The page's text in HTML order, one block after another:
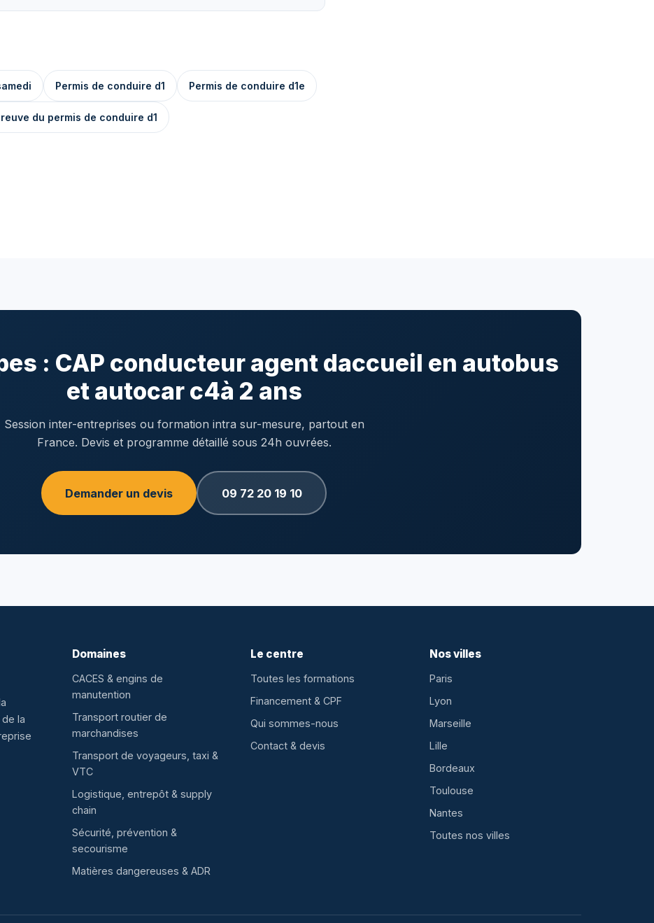
Permis de conduire d1 Permis de conduire d1e
du permis de conduire d1
: CAP conducteur agent daccueil en autobus
et autocar c4à 2 ans
Session inter-entreprises ou formation intra sur-mesure, partout en
France. Devis et programme détaillé sous 24h ouvrées.
Demander un devis 09 72 20 19 10
la
Domaines
CACES & engins de
manutention
Transport routier de
marchandises
Transport de voyageurs, taxi &
VTC
Logistique, entrepôt & supply
chain
Sécurité, prévention &
secourisme
Matières dangereuses & ADR
Le centre
Toutes les formations
Financement & CPF
Qui sommes-nous
Contact & devis
Nos villes
Paris
Lyon
Marseille
Lille
Bordeaux
Toulouse
Nantes
Toutes nos villes